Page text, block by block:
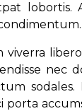
lobortis.
viverra
nec